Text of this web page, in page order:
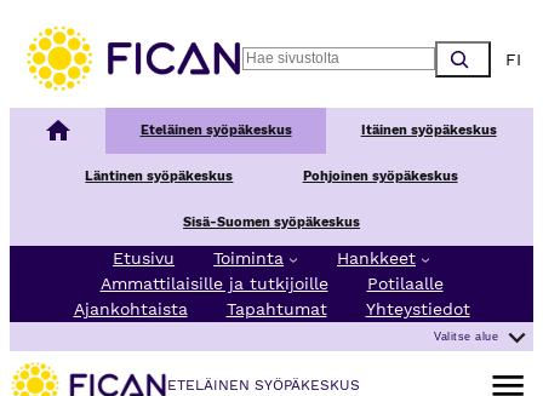
Search
Kansallinen syöpäkeskusEteläinen syöpäkeskus Itäinen syöpäkeskus
Läntinen syöpäkeskus Pohjoinen syöpäkeskus
Sisä-Suomen syöpäkeskus
Etusivu Toiminta
Hankkeet
Ammattilaisille ja tutkijoille
Potilaalle
Ajankohtaista
Tapahtumat Yhteystiedot
Valitse alue
ETELÄINEN SYÖPÄKESKUS
Avaa